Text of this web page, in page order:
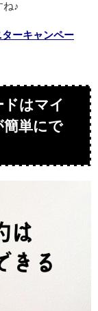
ね♪
ーキャンペー
ドはマイ
簡単にで